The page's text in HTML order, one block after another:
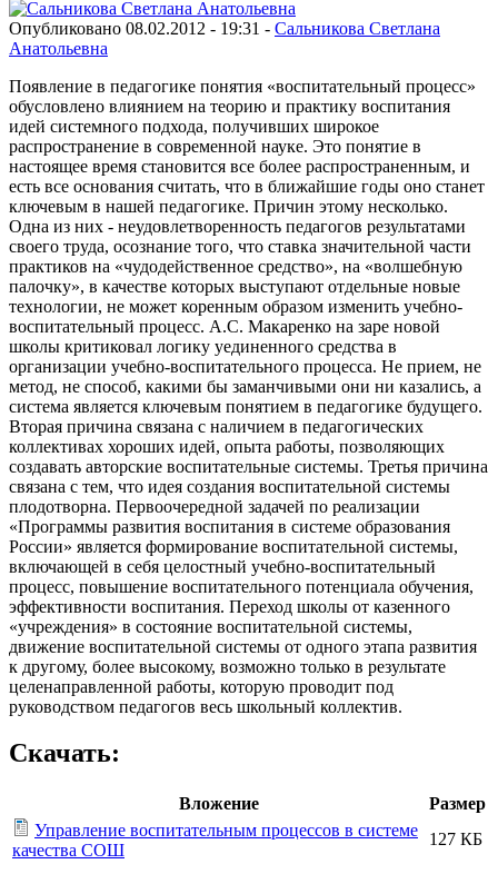
Опубликовано 08.02.2012 - 19:31 - Сальникова Светлана
Анатольевна
Появление в педагогике понятия «воспитательный процесс»
обусловлено влиянием на теорию и практику воспитания
идей системного подхода, получивших широкое
распространение в современной науке. Это понятие в
настоящее время становится все более распространенным, и
есть все основания считать, что в ближайшие годы оно станет
ключевым в нашей педагогике. Причин этому несколько.
Одна из них - неудовлетворенность педагогов результатами
своего труда, осознание того, что ставка значительной части
практиков на «чудодейственное средство», на «волшебную
палочку», в качестве которых выступают отдельные новые
технологии, не может коренным образом изменить учебно-
воспитательный процесс. А.С. Макаренко на заре новой
школы критиковал логику уединенного средства в
организации учебно-воспитательного процесса. Не прием, не
метод, не способ, какими бы заманчивыми они ни казались, а
система является ключевым понятием в педагогике будущего.
Вторая причина связана с наличием в педагогических
коллективах хороших идей, опыта работы, позволяющих
создавать авторские воспитательные системы. Третья причина
связана с тем, что идея создания воспитательной системы
плодотворна. Первоочередной задачей по реализации
«Программы развития воспитания в системе образования
России» является формирование воспитательной системы,
включающей в себя целостный учебно-воспитательный
процесс, повышение воспитательного потенциала обучения,
эффективности воспитания. Переход школы от казенного
«учреждения» в состояние воспитательной системы,
движение воспитательной системы от одного этапа развития
к другому, более высокому, возможно только в результате
целенаправленной работы, которую проводит под
руководством педагогов весь школьный коллектив.
Скачать:
Вложение
Размер
Управление воспитательным процессов в системе
качества СОШ
127 КБ